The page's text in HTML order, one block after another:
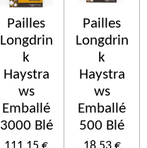
Pailles
Longdrin
k
Haystra
ws
Emballé
3000 Blé
Pailles
Longdrin
k
Haystra
ws
Emballé
500 Blé